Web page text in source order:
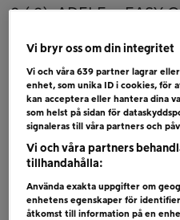
2 ( 2) ADELE – EASY
4 ( 3) MOLLY
HEM
5 ( 6) ED SHEERAN –
6 ( 5) COLDPLAY +
Bubblare
DARIN – HOLDING
THE WEEKND – TAKE
Vi bryr oss om din integritet
Vi och våra639 partner lagrar
enhet, som unika ID i cookies, för
kan acceptera eller hantera dina
som helst på sidan för
signaleras till våra partners och
Vi och våra partners
tillhandahålla:
Använda exakta uppgifter om
enhetens egenskaper för
åtkomst till information på en